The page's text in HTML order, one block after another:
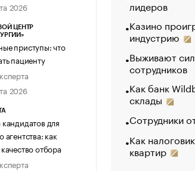
2026
ЦЕНТР
приступы: что
пациенту
2026
для
агентства: как
отбора
лидеров
Казино
индустрию
Выживают
сотрудников
Как банк
склады
Сотрудники
Как
квартир